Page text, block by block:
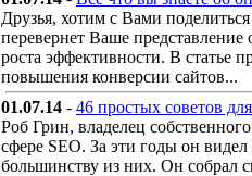
Друзья, хотим с Вами
перевернет Ваше
роста эффективности. В статье
повышения конверсии сайтов...
01.07.14 - 46 простых советов
Роб Грин, владелец
сфере SEO. За эти годы он
большинству из них. Он собрал